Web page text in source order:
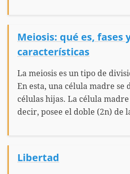
Meiosis: qué es, fases
características
La meiosis es un tipo de
En esta, una célula madre se
células hijas. La célula
decir, posee el doble (2n) de
Libertad